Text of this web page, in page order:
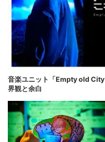
音楽ユニット「Empty old
界観と余白